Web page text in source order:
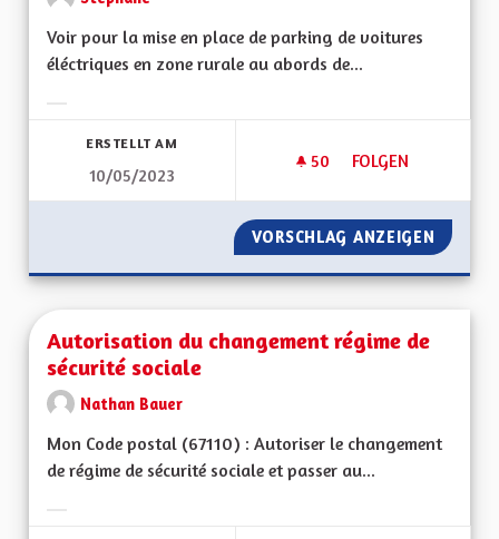
Voir pour la mise en place de parking de voitures
éléctriques en zone rurale au abords de...
ERSTELLT AM
10/05/2023
50 50 FOLLOWER
FOLGEN
AUTOPARTAGE À
VORSCHLAG ANZEIGEN
Autorisation du changement régime de
sécurité sociale
Nathan Bauer
Mon Code postal (67110) : Autoriser le changement
de régime de sécurité sociale et passer au...